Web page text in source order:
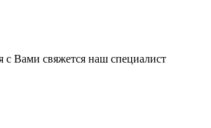
Вами свяжется наш специалист